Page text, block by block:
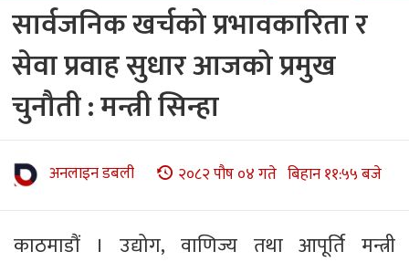
सार्वजनिक खर्चको प्रभावकारिता र
सेवा प्रवाह सुधार आजको प्रमुख
चुनौती : मन्त्री सिन्हा
अनलाइन डबली २०८२ पौष ०४ गते बिहान ११:५५ बजे
काठमाडौं । उद्योग, वाणिज्य तथा आपूर्ति मन्त्री